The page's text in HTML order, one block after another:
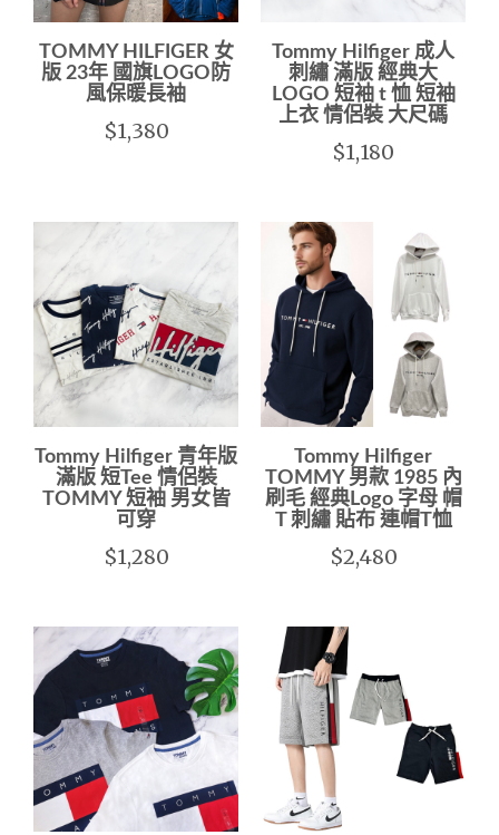
TOMMY HILFIGER 女
版 23年 國旗LOGO防
風保暖長袖
$1,380
Tommy Hilfiger 成人
刺繡 滿版 經典大
LOGO 短袖 t 恤 短袖
上衣 情侶裝 大尺碼
$1,180
Tommy Hilfiger 青年版
滿版 短Tee 情侶裝
TOMMY 短袖 男女皆
可穿
$1,280
Tommy Hilfiger
TOMMY 男款 1985 內
刷毛 經典Logo 字母 帽
T 刺繡 貼布 連帽T恤
$2,480